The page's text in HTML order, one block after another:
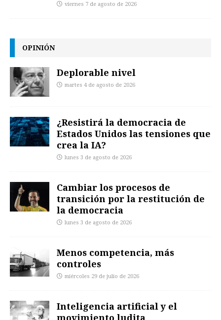
viernes 7 de agosto de 2026
OPINIÓN
Deplorable nivel
martes 4 de agosto de 2026
¿Resistirá la democracia de
Estados Unidos las tensiones que
crea la IA?
lunes 3 de agosto de 2026
Cambiar los procesos de
transición por la restitución de
la democracia
lunes 3 de agosto de 2026
Menos competencia, más
controles
miércoles 29 de julio de 2026
Inteligencia artificial y el
movimiento ludita